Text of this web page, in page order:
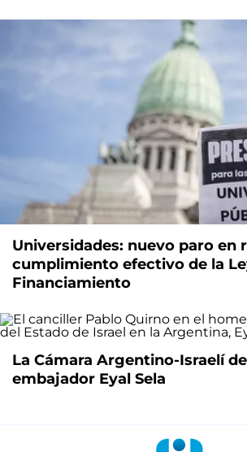
Universidades: nuevo paro en
cumplimiento efectivo de la
Financiamiento
La Cámara Argentino-Israelí
embajador Eyal Sela